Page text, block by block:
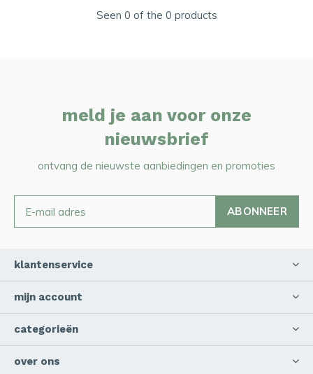
Seen 0 of the 0 products
meld je aan voor onze
nieuwsbrief
ontvang de nieuwste aanbiedingen en promoties
ABONNEER
klantenservice
mijn account
categorieën
over ons